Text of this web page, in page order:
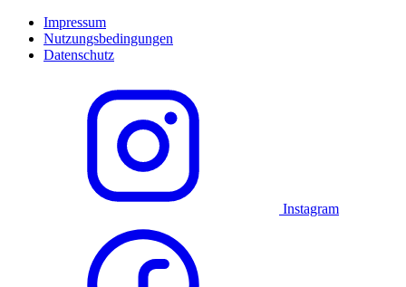
Impressum
Nutzungsbedingungen
Datenschutz
Instagram